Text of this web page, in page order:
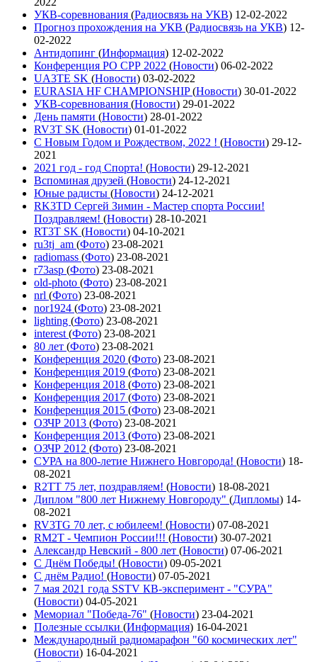
УКВ-соревнования (Радиосвязь на УКВ) 12-02-2022
Прогноз прохождения на УКВ (Радиосвязь на УКВ) 12-
02-2022
Антидопинг (Информация) 12-02-2022
Конференция РО СРР 2022 (Новости) 06-02-2022
UA3TE SK (Новости) 03-02-2022
EURASIA HF CHAMPIONSHIP(Новости) 30-01-2022
УКВ-соревнования (Новости) 29-01-2022
День памяти (Новости) 28-01-2022
RV3T SK (Новости) 01-01-2022
С Новым Годом и Рождеством, 2022 ! (Новости) 29-12-
2021
2021 год - год Cпорта! (Новости) 29-12-2021
Вспоминая друзей (Новости) 24-12-2021
Юные радисты (Новости) 24-12-2021
RK3TD Сергей Зимин - Мастер спорта России!
Поздравляем! (Новости) 28-10-2021
RT3T SK (Новости) 04-10-2021
ru3tj_am (Фото) 23-08-2021
radiomass (Фото) 23-08-2021
r73asp (Фото) 23-08-2021
old-photo (Фото) 23-08-2021
nrl (Фото) 23-08-2021
nor1924 (Фото) 23-08-2021
lighting (Фото) 23-08-2021
interest (Фото) 23-08-2021
80 лет (Фото) 23-08-2021
Конференция 2020 (Фото) 23-08-2021
Конференция 2019 (Фото) 23-08-2021
Конференция 2018 (Фото) 23-08-2021
Конференция 2017 (Фото) 23-08-2021
Конференция 2015 (Фото) 23-08-2021
ОЗЧР 2013 (Фото) 23-08-2021
Конференция 2013 (Фото) 23-08-2021
ОЗЧР 2012 (Фото) 23-08-2021
СУРА на 800-летие Нижнего Новгорода! (Новости) 18-
08-2021
R2TT 75 лет, поздравляем! (Новости) 18-08-2021
Диплом "800 лет Нижнему Новгороду" (Дипломы) 14-
08-2021
RV3TG 70 лет, с юбилеем! (Новости) 07-08-2021
RM2T - Чемпион России!!! (Новости) 30-07-2021
Александр Невский - 800 лет (Новости) 07-06-2021
С Днём Победы! (Новости) 09-05-2021
C днём Радио! (Новости) 07-05-2021
7 мая 2021 года SSTV КВ-эксперимент - "СУРА"
(Новости) 04-05-2021
Мемориал "Победа-76" (Новости) 23-04-2021
Полезные ссылки (Информация) 16-04-2021
Международный радиомарафон "60 космических лет"
(Новости) 16-04-2021